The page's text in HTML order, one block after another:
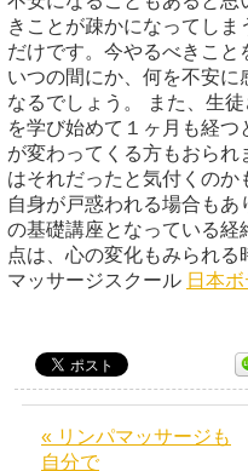
きことが疎かになってし
だけです。今やるべきこと
いつの間にか、何を不安に
なるでしょう。 また、生
を学び始めて１ヶ月も経つ
が変わってくる方もおら
はそれだったと気付くの
自身が戸惑われる場合も
の基礎講座となっている
点は、心の変化もみられる
マッサージスクール 日本
« リンパマッサージも
自分で